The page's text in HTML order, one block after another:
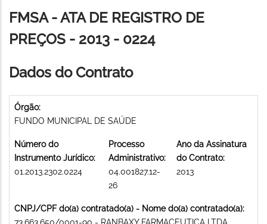
de
navegação
FMSA - ATA DE REGISTRO DE
PREÇOS - 2013 - 0224
Dados do Contrato
Órgão:
FUNDO MUNICIPAL DE SAÚDE
Número do
Instrumento Jurídico:
01.2013.2302.0224
Processo
Administrativo:
04.001827.12-
26
Ano da Assinatura
do Contrato:
2013
CNPJ/CPF do(a) contratado(a) - Nome do(a) contratado(a):